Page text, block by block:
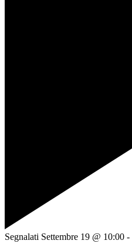
Segnalati Settembre 19 @ 10:00 -